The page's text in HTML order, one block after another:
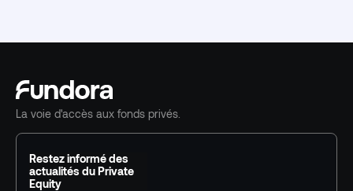
La voie d'accès aux fonds privés.
Restez informé des
actualités du Private
Equity